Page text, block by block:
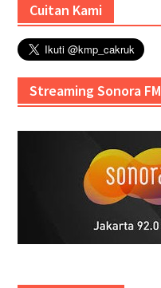
Cuitan Kami
Streaming Sonora FM